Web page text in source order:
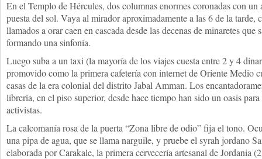
En el Templo de Hércules, dos columnas enormes coronadas con un
puesta del sol. Vaya al mirador aproximadamente a las 6 de la tarde,
llamados a orar caen en cascada desde las decenas de minaretes
formando una sinfonía.
Luego suba a un taxi (la mayoría de los viajes cuesta entre 2 y 4
promovido como la primera cafetería con internet de Oriente Medio
casas de la era colonial del distrito Jabal Amman. Los
librería, en el piso superior, desde hace tiempo han sido un oasis
activistas.
La calcomanía rosa de la puerta “Zona libre de odio” fija el tono.
una pipa de agua, que se llama narguile, y pruebe el syrah jordano
elaborada por Carakale, la primera cervecería artesanal de Jordania